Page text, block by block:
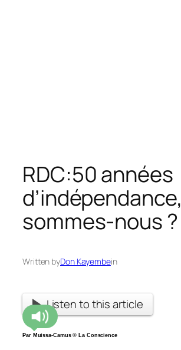
RDC:50 années
sommes-nous ?
Written byDon Kayembein
Listen to this article
Par Muissa-Camus © La Conscience